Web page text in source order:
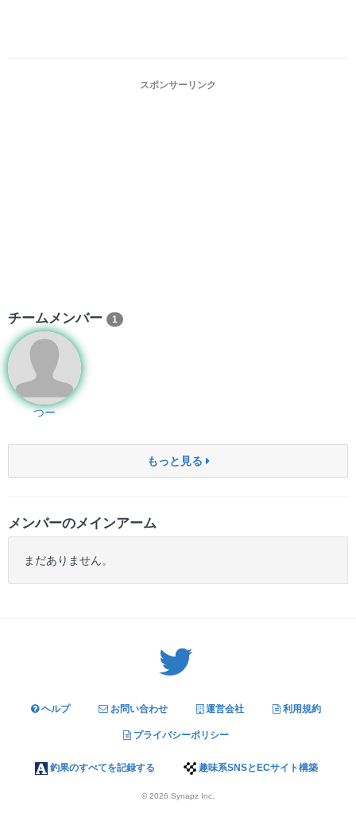
スポンサーリンク
チームメンバー 1
つー
もっと見る
メンバーのメインアーム
まだありません。
ヘルプ お問い合わせ 運営会社 利用規約
プライバシーポリシー
釣果のすべてを記録する 趣味系SNSとECサイト構築
© 2026 Synapz Inc.